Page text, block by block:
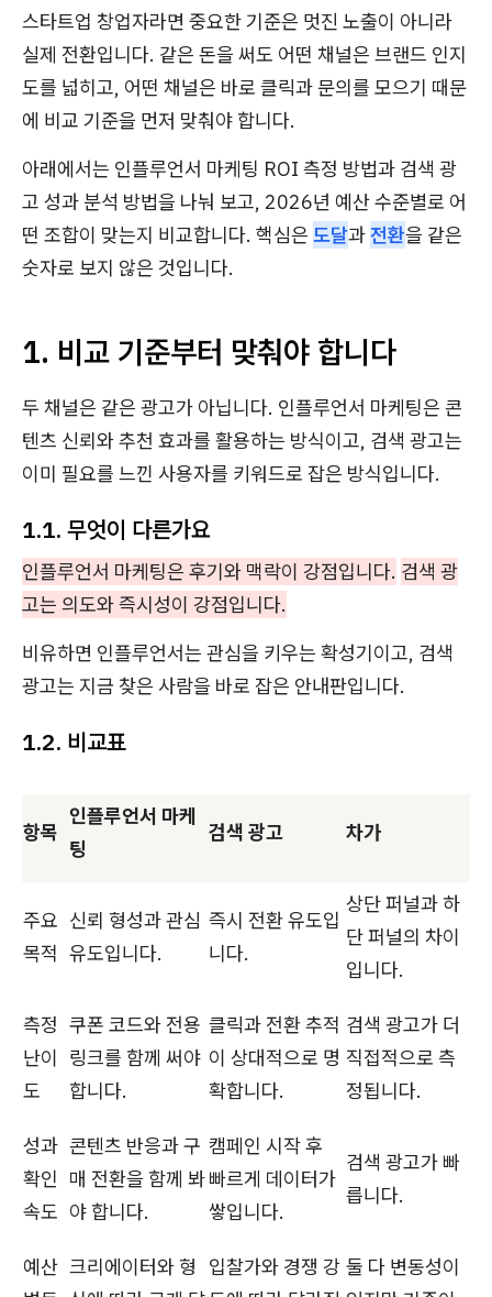
스타트업 창업자라면 중요한 기준은 멋진 노출이 아니라
실제 전환입니다. 같은 돈을 써도 어떤 채널은 브랜드 인지
도를 넓히고, 어떤 채널은 바로 클릭과 문의를 모으기 때문
에 비교 기준을 먼저 맞춰야 합니다.
아래에서는 인플루언서 마케팅 ROI 측정 방법과 검색 광
고 성과 분석 방법을 나눠 보고, 2026년 예산 수준별로 어
떤 조합이 맞는지 비교합니다. 핵심은 도달과전환을 같은
숫자로 보지 않은 것입니다.
1. 비교 기준부터 맞춰야 합니다
두 채널은 같은 광고가 아닙니다. 인플루언서 마케팅은 콘
텐츠 신뢰와 추천 효과를 활용하는 방식이고, 검색 광고는
이미 필요를 느낀 사용자를 키워드로 잡은 방식입니다.
1.1. 무엇이 다른가요
인플루언서 마케팅은 후기와 맥락이 강점입니다. 검색 광
고는 의도와 즉시성이 강점입니다.
비유하면 인플루언서는 관심을 키우는 확성기이고, 검색
광고는 지금 찾은 사람을 바로 잡은 안내판입니다.
1.2. 비교표
항목
인플루언서 마케
팅
검색 광고 차가
주요
목적
신뢰 형성과 관심
유도입니다.
즉시 전환 유도입
니다.
상단 퍼널과 하
단 퍼널의 차이
입니다.
측정
난이
도
쿠폰 코드와 전용
링크를 함께 써야
합니다.
클릭과 전환 추적
이 상대적으로 명
확합니다.
검색 광고가 더
직접적으로 측
정됩니다.
성과
확인
속도
콘텐츠 반응과 구
매 전환을 함께 봐
야 합니다.
캠페인 시작 후
빠르게 데이터가
쌓입니다.
검색 광고가 빠
릅니다.
예산 크리에이터와 형
입찰가와 경쟁 강 둘 다 변동성이